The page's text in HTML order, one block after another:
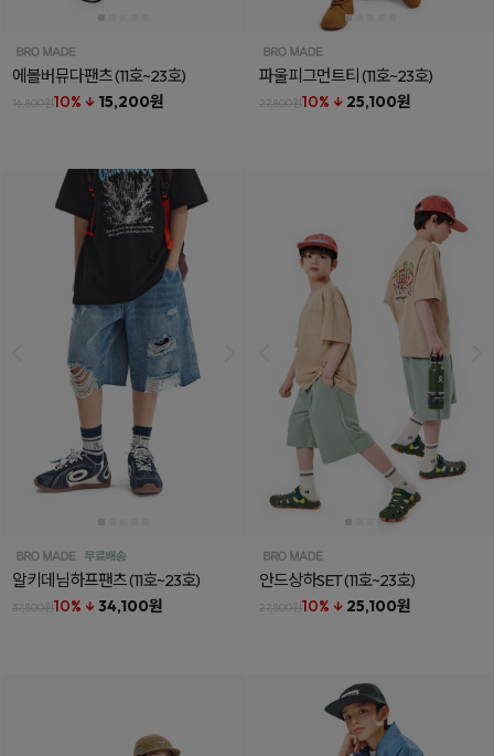
에볼버뮤다팬츠(11호~23호)
16,800원10% ↓ 15,200원
파울피그먼트티(11호~23호)
27,800원10% ↓ 25,100원
알키데님하프팬츠(11호~23호)
37,800원10% ↓ 34,100원
안드상하SET(11호~23호)
27,800원10% ↓ 25,100원